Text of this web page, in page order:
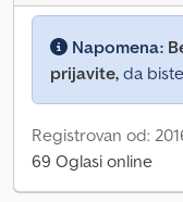
Napomena:
prijavite, da
Registrovan od:
69 Oglasi online